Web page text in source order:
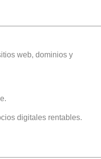
web, dominios y
digitales rentables.